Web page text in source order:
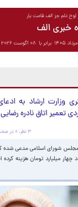
دلم جز الف قامت یار
خبری الف
وزارت ارشاد به
۳ نظر، ۰ در صف انتشار و ۱ تکراری یا غیرقابل انتشار
مجلس شورای اسلامی مدعی شده
میلیارد تومان هزینه